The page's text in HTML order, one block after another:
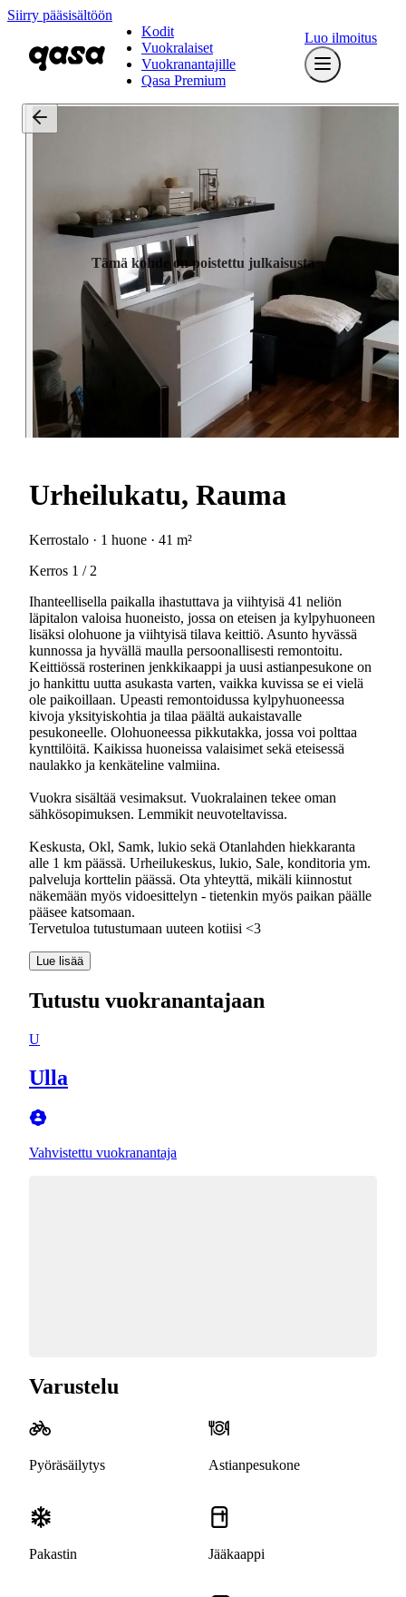
Siirry pääsisältöön
Kodit
Vuokralaiset
Vuokranantajille
Qasa Premium
Luo ilmoitus
Tämä kohde on poistettu julkaisusta
Urheilukatu, Rauma
Kerrostalo · 1 huone · 41 m²
Kerros 1 / 2
Ihanteellisella paikalla ihastuttava ja viihtyisä 41 neliön
läpitalon valoisa huoneisto, jossa on eteisen ja kylpyhuoneen
lisäksi olohuone ja viihtyisä tilava keittiö. Asunto hyvässä
kunnossa ja hyvällä maulla persoonallisesti remontoitu.
Keittiössä rosterinen jenkkikaappi ja uusi astianpesukone on
jo hankittu uutta asukasta varten, vaikka kuvissa se ei vielä
ole paikoillaan. Upeasti remontoidussa kylpyhuoneessa
kivoja yksityiskohtia ja tilaa päältä aukaistavalle
pesukoneelle. Olohuoneessa pikkutakka, jossa voi polttaa
kynttilöitä. Kaikissa huoneissa valaisimet sekä eteisessä
naulakko ja kenkäteline valmiina.
Vuokra sisältää vesimaksut. Vuokralainen tekee oman
sähkösopimuksen. Lemmikit neuvoteltavissa.
Keskusta, Okl, Samk, lukio sekä Otanlahden hiekkaranta
alle 1 km päässä. Urheilukeskus, lukio, Sale, konditoria ym.
palveluja korttelin päässä. Ota yhteyttä, mikäli kiinnostut
näkemään myös vidoesittelyn - tietenkin myös paikan päälle
pääsee katsomaan.
Tervetuloa tutustumaan uuteen kotiisi <3
Lue lisää
Tutustu vuokranantajaan
U
Ulla
Vahvistettu vuokranantaja
Varustelu
Pyöräsäilytys Astianpesukone
Pakastin Jääkaappi